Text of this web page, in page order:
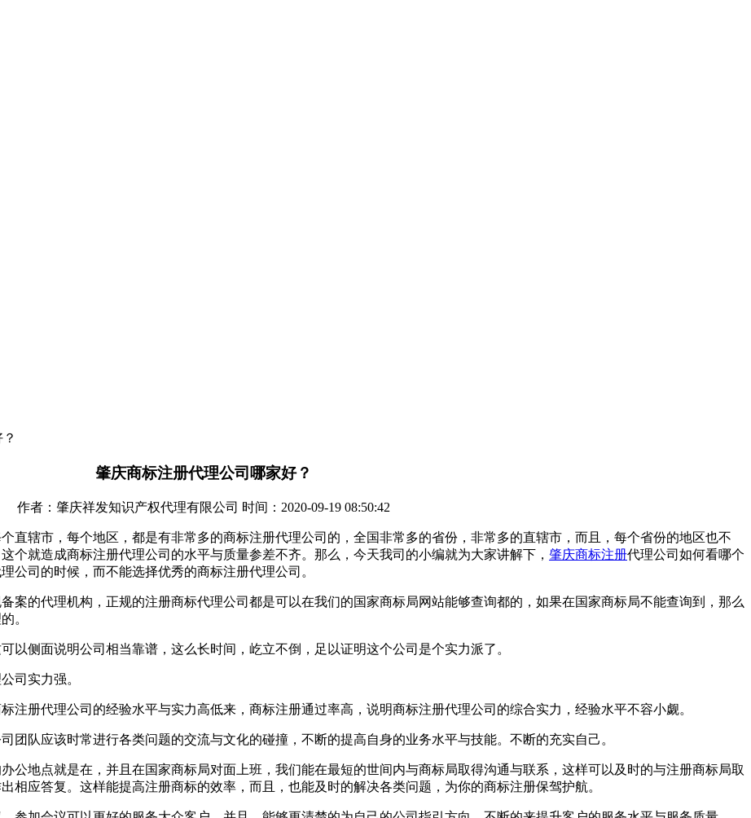
肇庆商标注册代理公司哪家好？
作者：肇庆祥发知识产权代理有限公司 时间：2020-09-19 08:50:42
直辖市，每个地区，都是有非常多的商标注册代理公司的，全国非常多的省份，非常多的直辖市，而且，每个省份的地区也不
个就造成商标注册代理公司的水平与质量参差不齐。那么，今天我司的小编就为大家讲解下， 肇庆商标注册代理公司如何看哪个
公司的时候，而不能选择优秀的商标注册代理公司。
案的代理机构，正规的注册商标代理公司都是可以在我们的国家商标局网站能够查询都的，如果在国家商标局不能查询到，那么
。
以侧面说明公司相当靠谱，这么长时间，屹立不倒，足以证明这个公司是个实力派了。
司实力强。
注册代理公司的经验水平与实力高低来，商标注册通过率高，说明商标注册代理公司的综合实力，经验水平不容小觑。
团队应该时常进行各类问题的交流与文化的碰撞，不断的提高自身的业务水平与技能。不断的充实自己。
公地点就是在，并且在国家商标局对面上班，我们能在最短的世间内与商标局取得沟通与联系，这样可以及时的与注册商标局取
相应答复。这样能提高注册商标的效率，而且，也能及时的解决各类问题，为你的商标注册保驾护航。